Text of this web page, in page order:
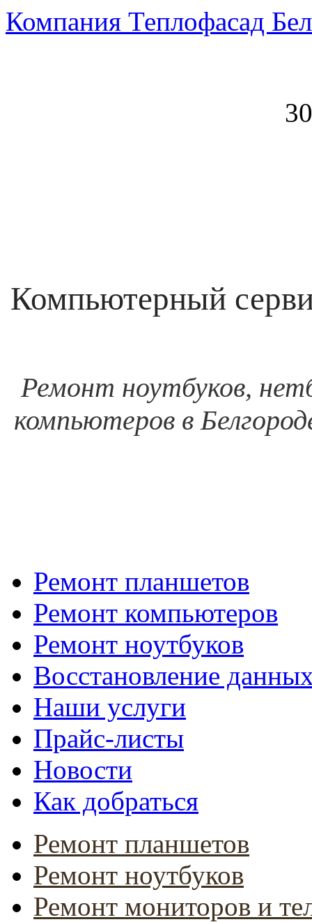
Компания Теплофасад
Компьютерный
Ремонт ноутбуков,
компьютеров в
Ремонт планшетов
Ремонт компьютеров
Ремонт ноутбуков
Восстановление
Наши услуги
Прайс-листы
Новости
Как добраться
Ремонт планшетов
Ремонт ноутбуков
Ремонт мониторов и